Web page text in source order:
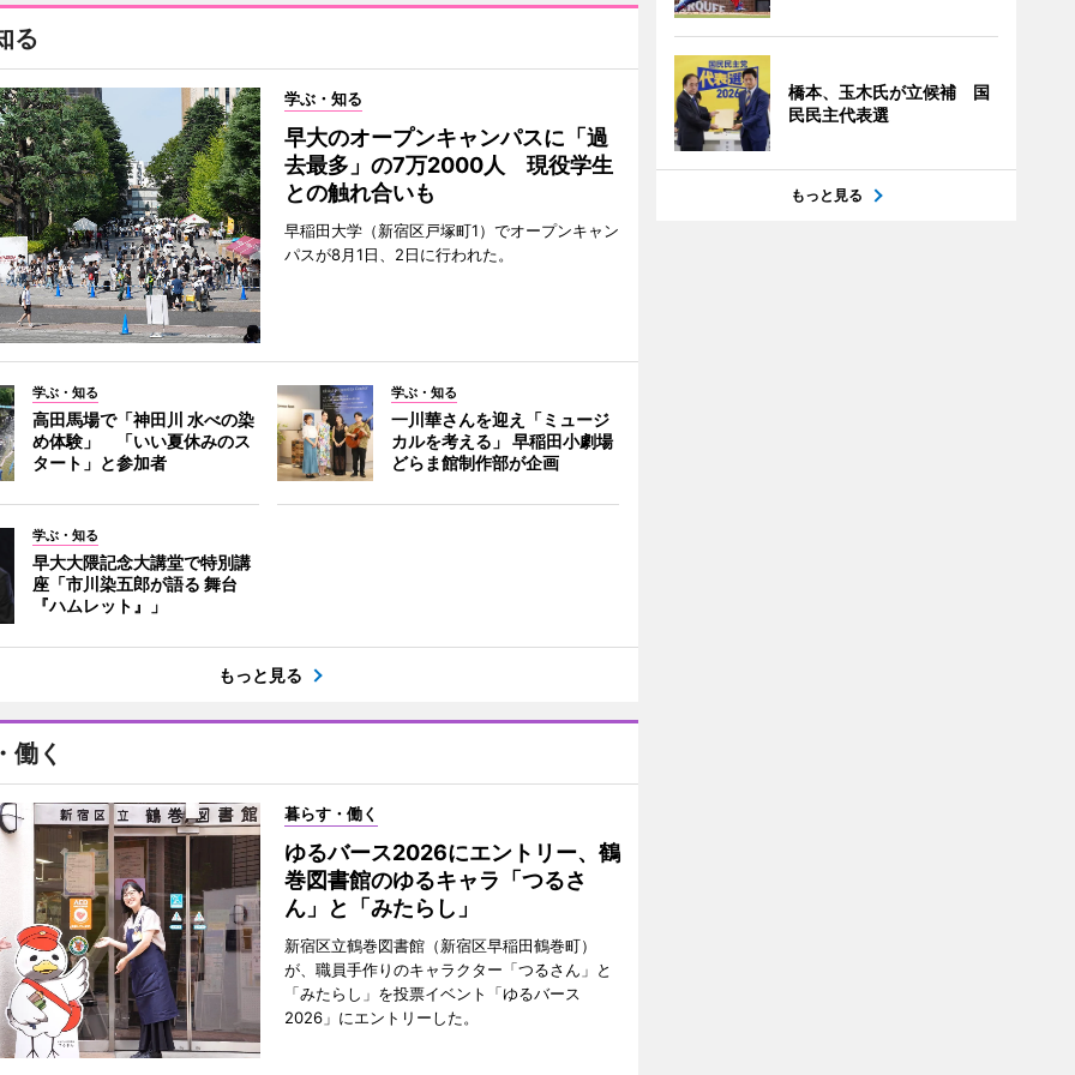
る
学ぶ・知る
早大のオープンキャンパスに「過
去最多」の7万2000人 現役学生
との触れ合いも
早稲田大学（新宿区戸塚町1）でオープンキャン
パスが8月1日、2日に行われた。
学ぶ・知る
高田馬場で「神田川 水べの染
め体験」 「いい夏休みのス
タート」と参加者
学ぶ・知る
一川華さんを迎え「ミュージ
カルを考える」 早稲田小劇場
どらま館制作部が企画
学ぶ・知る
早大大隈記念大講堂で特別講
座「市川染五郎が語る 舞台
『ハムレット』」
もっと見る
働く
暮らす・働く
ゆるバース2026にエントリー、鶴
巻図書館のゆるキャラ「つるさ
ん」と「みたらし」
新宿区立鶴巻図書館（新宿区早稲田鶴巻町）
が、職員手作りのキャラクター「つるさん」と
「みたらし」を投票イベント「ゆるバース
2026」にエントリーした。
橋本、玉木氏が立候補 国
民民主代表選
もっと見る